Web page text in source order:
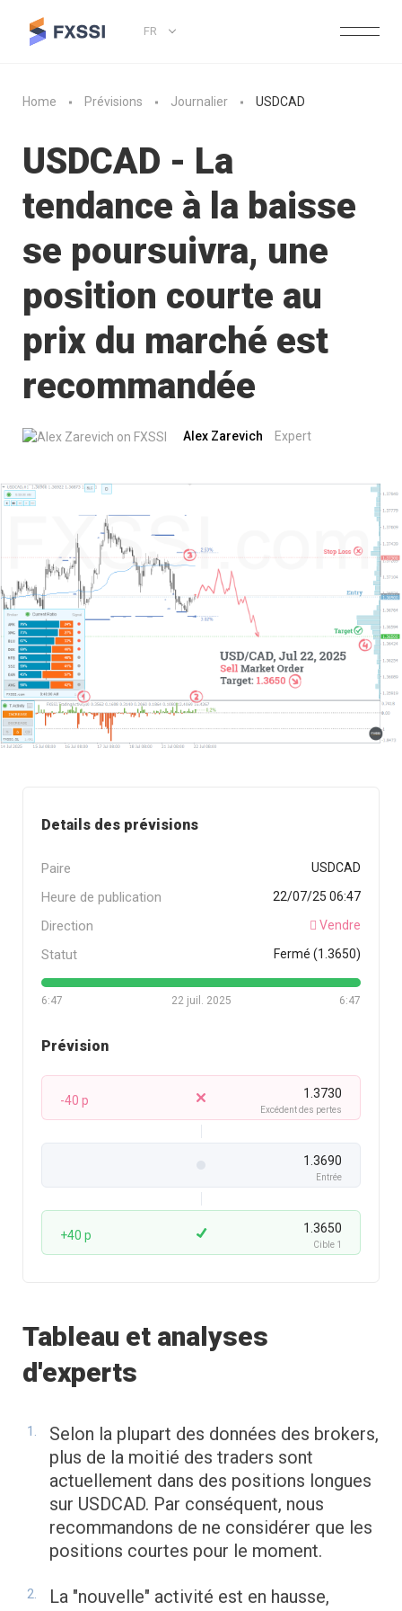
FR
Home Prévisions Journalier USDCAD
USDCAD - La
tendance à la baisse
se poursuivra, une
position courte au
prix du marché est
recommandée
Alex Zarevich Expert
Details des prévisions
Paire USDCAD
Heure de publication 22/07/25 06:47
Direction Vendre
Statut Fermé (1.3650)
6:47 6:47
22 juil. 2025
Prévision
-40 p 1.3730
Excédent des pertes
1.3690
Entrée
+40 p 1.3650
Cible 1
Tableau et analyses
d'experts
Selon la plupart des données des brokers,
plus de la moitié des traders sont
actuellement dans des positions longues
sur USDCAD. Par conséquent, nous
recommandons de ne considérer que les
positions courtes pour le moment.
La "nouvelle" activité est en hausse,